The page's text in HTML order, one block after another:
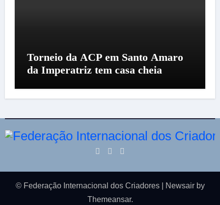
Torneio da ACP em Santo Amaro
da Imperatriz tem casa cheia
© Federação Internacional dos Criadores Newsairby
Themeansar.